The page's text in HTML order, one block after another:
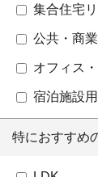
集合住宅
公共・商
オフィス
宿泊施設用
特におすすめ